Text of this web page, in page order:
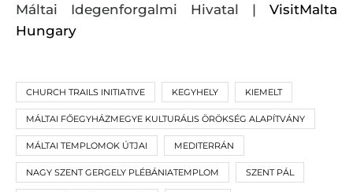
Máltai Idegenforgalmi Hivatal | VisitMalta
Hungary
CHURCH TRAILS INITIATIVE KEGYHELY KIEMELT
MÁLTAI FŐEGYHÁZMEGYE KULTURÁLIS ÖRÖKSÉG ALAPÍTVÁNY
MÁLTAI TEMPLOMOK ÚTJAI MEDITERRÁN
NAGY SZENT GERGELY PLÉBÁNIATEMPLOM SZENT PÁL